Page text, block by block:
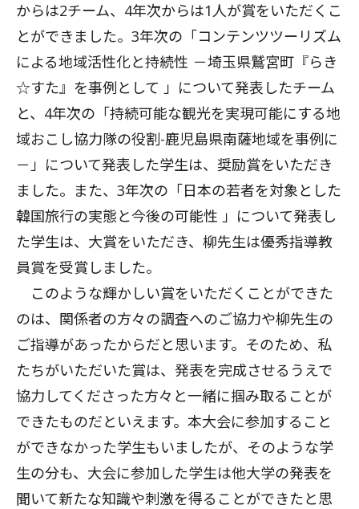
からは2チーム、4年次からは1人が賞をいただくこ
とができました。3年次の「コンテンツツーリズム
による地域活性化と持続性 －埼玉県鷲宮町『らき
☆すた』を事例として 」について発表したチーム
と、4年次の「持続可能な観光を実現可能にする地
域おこし協力隊の役割-鹿児島県南薩地域を事例に
－」について発表した学生は、奨励賞をいただき
ました。また、3年次の「日本の若者を対象とした
韓国旅行の実態と今後の可能性 」について発表し
た学生は、大賞をいただき、柳先生は優秀指導教
員賞を受賞しました。
このような輝かしい賞をいただくことができた
のは、関係者の方々の調査へのご協力や柳先生の
ご指導があったからだと思います。そのため、私
たちがいただいた賞は、発表を完成させるうえで
協力してくださった方々と一緒に掴み取ることが
できたものだといえます。本大会に参加すること
ができなかった学生もいましたが、そのような学
生の分も、大会に参加した学生は他大学の発表を
聞いて新たな知識や刺激を得ることができたと思